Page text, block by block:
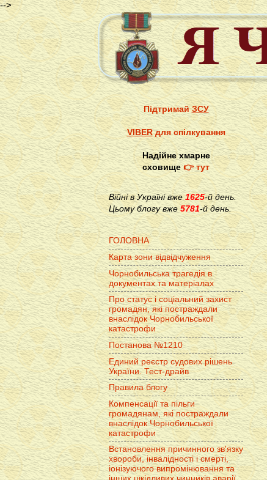
-->
ПідтримайЗСУ
VIBERдля спілкування
Надійне хмарне
сховище👉 тут
Війні в Україні вже1625-й день.
Цьому блогу вже 5781-й день.
ГОЛОВНА
Карта зони відвідчуження
Чорнобильська трагедія в
документах та матеріалах
Про статус і соціальний захист
громадян, які постраждали
внаслідок Чорнобильської
катастрофи
Постанова №1210
Единий реєстр судових рішень
України. Тест-драйв
Правила блогу
Компенсації та пільги
громадянам, які постраждали
внаслідок Чорнобильської
катастрофи
Встановлення причинного зв'язку
хвороби, інвалідності і смерті,
іонізуючого випромінювання та